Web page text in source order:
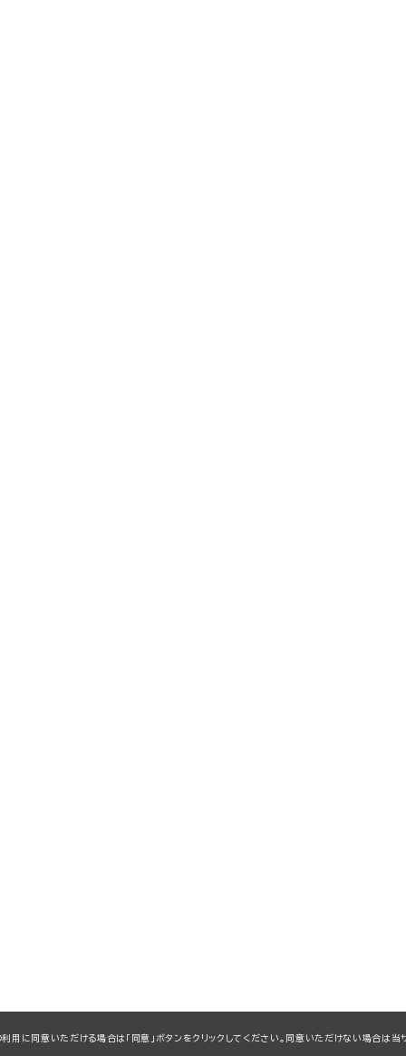
に同意いただける場合は「同意」ボタンをクリックしてください。同意いただけない場合は